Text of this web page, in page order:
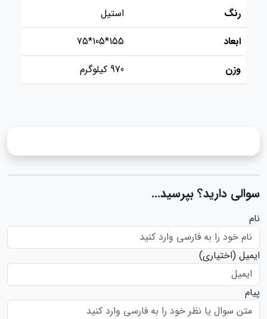
رنگ
استیل
ابعاد
155*105*75
وزن
970 کیلوگرم
سوالی دارید؟ بپرسید...
نام
ایمیل (اختیاری)
پیام